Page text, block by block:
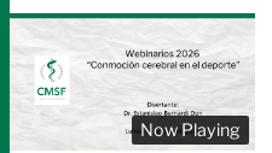
Now Playing